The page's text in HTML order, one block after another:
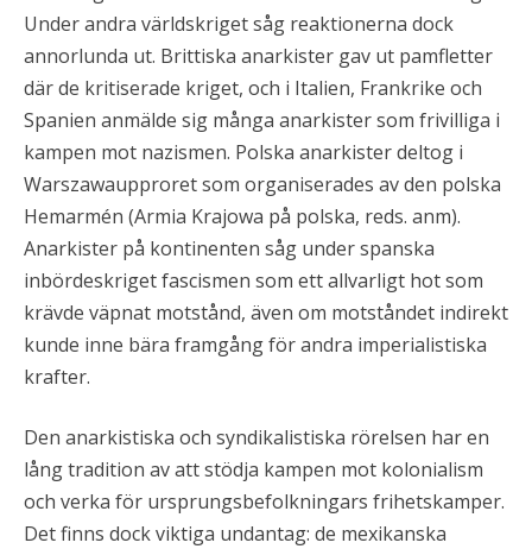
Under andra världskriget såg reaktionerna dock
annorlunda ut. Brittiska anarkister gav ut pamfletter
där de kritiserade kriget, och i Italien, Frankrike och
Spanien anmälde sig många anarkister som frivilliga i
kampen mot nazismen. Polska anarkister deltog i
Warszawaupproret som organiserades av den polska
Hemarmén (Armia Krajowa på polska, reds. anm).
Anarkister på kontinenten såg under spanska
inbördeskriget fascismen som ett allvarligt hot som
krävde väpnat motstånd, även om motståndet indirekt
kunde inne bära framgång för andra imperialistiska
krafter.
Den anarkistiska och syndikalistiska rörelsen har en
lång tradition av att stödja kampen mot kolonialism
och verka för ursprungsbefolkningars frihetskamper.
Det finns dock viktiga undantag: de mexikanska